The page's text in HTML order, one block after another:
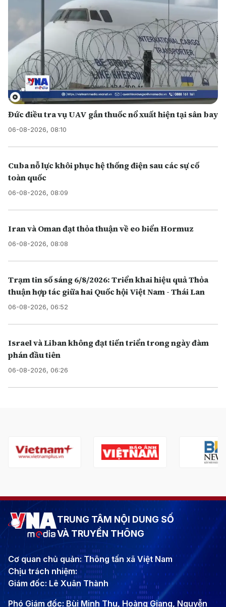
Đức điều tra vụ UAV gắn thuốc nổ xuất hiện tại sân bay
06-08-2026, 08:10
Cuba nỗ lực khôi phục hệ thống điện sau các sự cố
toàn quốc
06-08-2026, 08:09
Iran và Oman đạt thỏa thuận về eo biển Hormuz
06-08-2026, 08:08
Trạm tin số sáng 6/8/2026: Triển khai hiệu quả Thỏa
thuận hợp tác giữa hai Quốc hội Việt Nam - Thái Lan
06-08-2026, 06:52
Israel và Liban không đạt tiến triển trong ngày đàm
phán đầu tiên
06-08-2026, 06:26
TRUNG TÂM NỘI DUNG SỐ
VÀ TRUYỀN THÔNG
Cơ quan chủ quản: Thông tấn xã Việt Nam
Chịu trách nhiệm:
Giám đốc: Lê Xuân Thành
Phó Giám đốc: Bùi Minh Thu, Hoàng Giang, Nguyễn